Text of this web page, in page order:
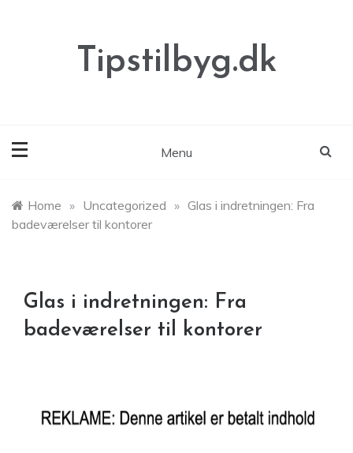
Tipstilbyg.dk
Menu
Home » Uncategorized » Glas i indretningen: Fra
badeværelser til kontorer
Glas i indretningen: Fra
badeværelser til kontorer